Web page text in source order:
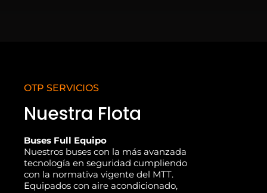
OTP SERVICIOS
Nuestra Flota
Buses Full Equipo
Nuestros buses con la más avanzada
tecnología en seguridad cumpliendo
con la normativa vigente del MTT.
Equipados con aire acondicionado,